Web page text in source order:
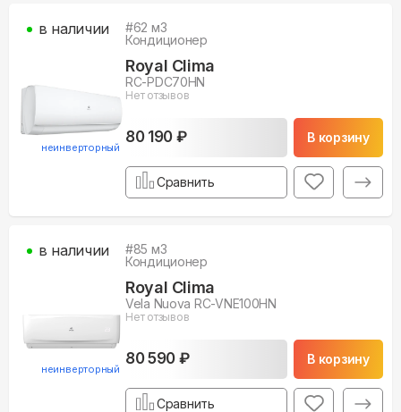
неинверторный
#62 м3
Кондиционер
Royal Clima
RC-PDC70HN
Нет отзывов
80 190 ₽ В корзину
в наличии
Сравнить
неинверторный
#85 м3
Кондиционер
Royal Clima
Vela Nuova RC-VNE100HN
Нет отзывов
80 590 ₽ В корзину
в наличии
Сравнить